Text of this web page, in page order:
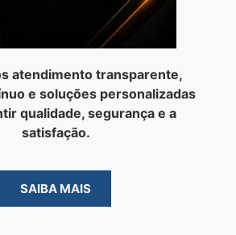
atendimento transparente,
e soluções personalizadas
qualidade, segurança e a
satisfação.
SAIBA MAIS